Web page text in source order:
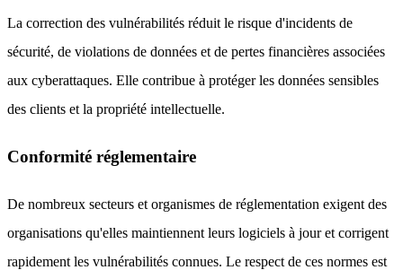
La correction des vulnérabilités réduit le risque d'incidents de
sécurité, de violations de données et de pertes financières associées
aux cyberattaques. Elle contribue à protéger les données sensibles
des clients et la propriété intellectuelle.
Conformité réglementaire
De nombreux secteurs et organismes de réglementation exigent des
organisations qu'elles maintiennent leurs logiciels à jour et corrigent
rapidement les vulnérabilités connues. Le respect de ces normes est